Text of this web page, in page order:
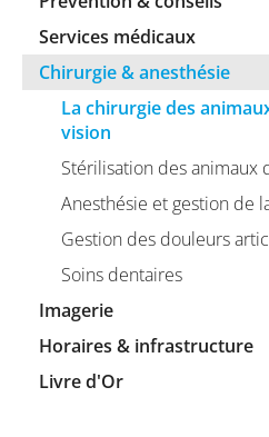
Services médicaux
Chirurgie & anesthésie
La chirurgie des
vision
Stérilisation des animaux
Anesthésie et gestion de
Gestion des douleurs
Soins dentaires
Imagerie
Horaires & infrastructure
Livre d'Or